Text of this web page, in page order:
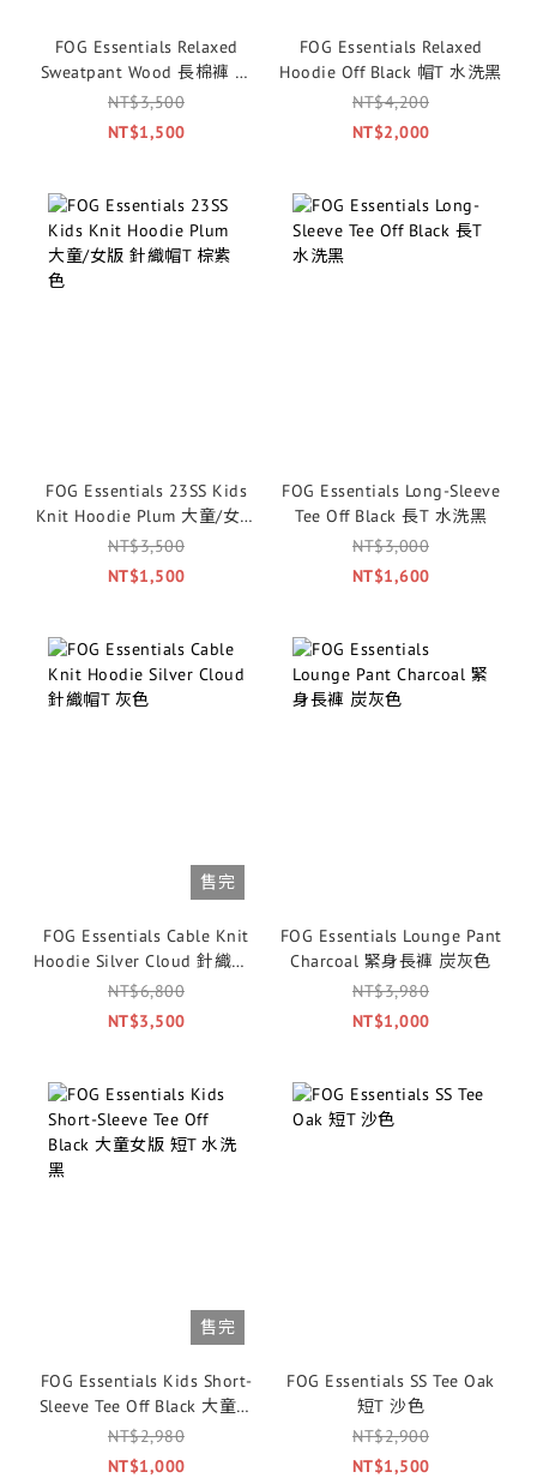
FOG Essentials Relaxed
Sweatpant Wood 長棉褲 木
色
NT$3,500
NT$1,500
FOG Essentials Relaxed
Hoodie Off Black 帽T 水洗黑
NT$4,200
NT$2,000
FOG Essentials 23SS Kids
Knit Hoodie Plum 大童/女版
針織帽T 棕紫色
NT$3,500
NT$1,500
FOG Essentials Long-Sleeve
Tee Off Black 長T 水洗黑
NT$3,000
NT$1,600
售完
FOG Essentials Cable Knit
Hoodie Silver Cloud 針織帽T
灰色
NT$6,800
NT$3,500
FOG Essentials Lounge Pant
Charcoal 緊身長褲 炭灰色
NT$3,980
NT$1,000
售完
FOG Essentials Kids Short-
Sleeve Tee Off Black 大童女
版 短T 水洗黑
NT$2,980
NT$1,000
FOG Essentials SS Tee Oak
短T 沙色
NT$2,900
NT$1,500